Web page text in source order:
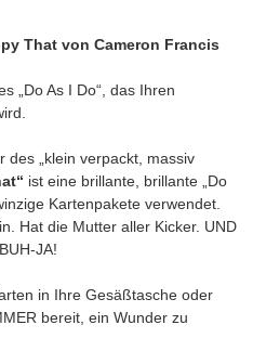
That von Cameron Francis
„Do As I Do“, das Ihren
des „klein verpackt, massiv
ist eine brillante, brillante „Do
Kartenpakete verwendet.
Hat die Mutter aller Kicker. UND
JA!
in Ihre Gesäßtasche oder
bereit, ein Wunder zu